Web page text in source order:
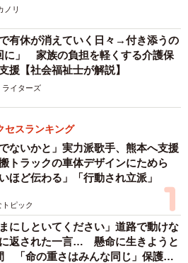
ノリ
有休が消えていく日々→付き添うの
に」 家族の負担を軽くする介護保
援【社会福祉士が解説】
ライターズ
セスランキング
でないかと」実力派歌手、熊本へ支援
トラックの車体デザインにためら
ど伝わる」「行動され立派」
トピック
まにしといてください」道路で動けな
返された一言… 懸命に生きようと
「命の重さはみんな同じ」保護団